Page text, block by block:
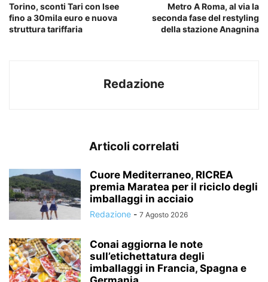
Torino, sconti Tari con Isee
fino a 30mila euro e nuova
struttura tariffaria
Metro A Roma, al via la
seconda fase del restyling
della stazione Anagnina
Redazione
Articoli correlati
Cuore Mediterraneo, RICREA
premia Maratea per il riciclo degli
imballaggi in acciaio
Redazione - 7 Agosto 2026
Conai aggiorna le note
sull’etichettatura degli
imballaggi in Francia, Spagna e